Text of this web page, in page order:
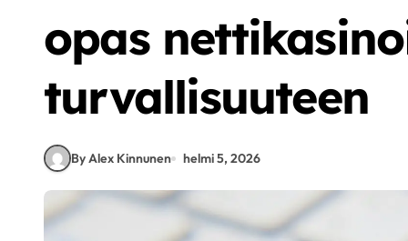
opas
turvallisuuteen
By Alex Kinnunen helmi 5, 2026